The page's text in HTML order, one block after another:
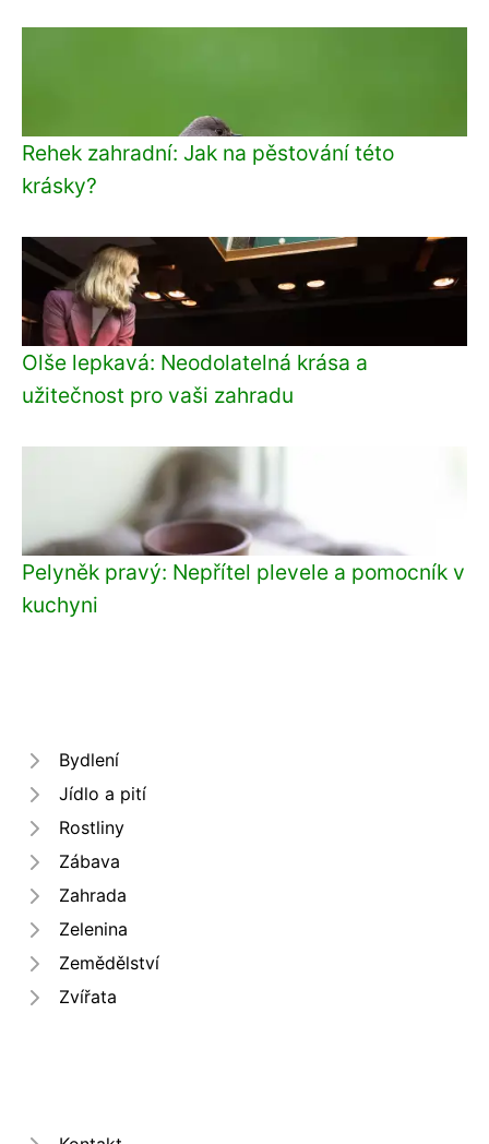
Rehek zahradní: Jak na pěstování této
krásky?
Olše lepkavá: Neodolatelná krása a
užitečnost pro vaši zahradu
Pelyněk pravý: Nepřítel plevele a pomocník v
kuchyni
Bydlení
Jídlo a pití
Rostliny
Zábava
Zahrada
Zelenina
Zemědělství
Zvířata